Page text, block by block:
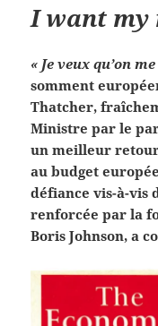
I want my
« Je veux qu’on
somment
Thatcher,
Ministre par le
un meilleur
au budget
défiance vis-à-vis
renforcée par la
Boris Johnson, a